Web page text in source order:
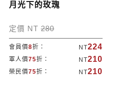
月光下的玫瑰
定價 NT 280
會員價8折： NT224
軍人價75折： NT210
榮民價75折： NT210